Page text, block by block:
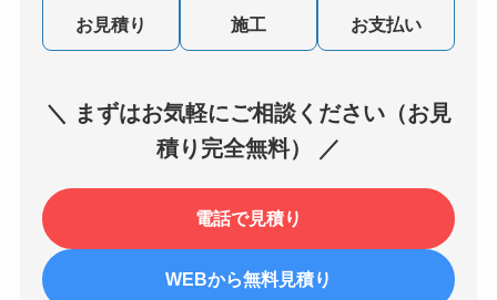
お見積り 施工 お支払い
＼ まずはお気軽にご相談ください（お見
積り完全無料） ／
電話で見積り
WEBから無料見積り